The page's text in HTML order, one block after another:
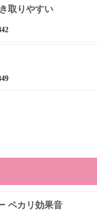
取りやすい
ペカリ効果音